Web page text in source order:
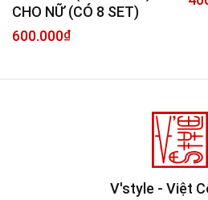
CHO NỮ (CÓ 8 SET)
600.000₫
V'style - Việt